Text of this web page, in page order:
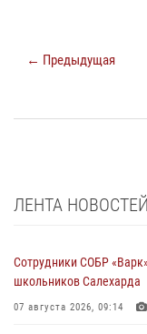
← Предыдущая
ЛЕНТА НОВОСТЕЙ
Сотрудники СОБР
школьников Салехарда
07 августа 2026, 09:14